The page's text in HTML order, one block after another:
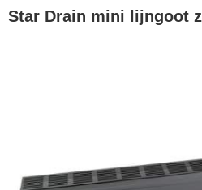
Star Drain mini lijngoot